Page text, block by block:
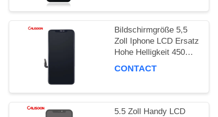
Bildschirmgröße 5,5
Zoll Iphone LCD Ersatz
Hohe Helligkeit 450
Nits
CONTACT
5.5 Zoll Handy LCD